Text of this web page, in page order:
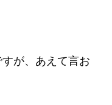
が、あえて言お